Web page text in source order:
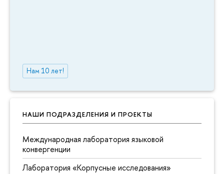
Нам 10 лет!
НАШИ ПОДРАЗДЕЛЕНИЯ И ПРОЕКТЫ
Международная лаборатория языковой
конвергенции
Лаборатория «Корпусные исследования»